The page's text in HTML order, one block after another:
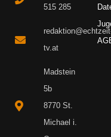
515 285
tv.at
Madstein
5b
8770 St.
Michael i.